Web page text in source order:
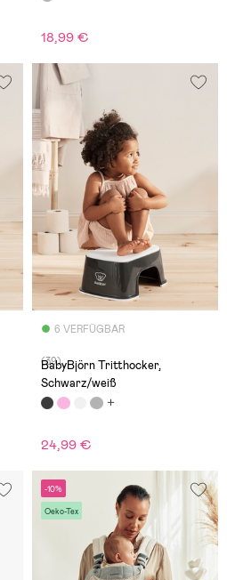
18,99 €
6 VERFÜGBAR
(39)
BabyBjörn Tritthocker,
Schwarz/weiß
24,99 €
-10%
Oeko-Tex